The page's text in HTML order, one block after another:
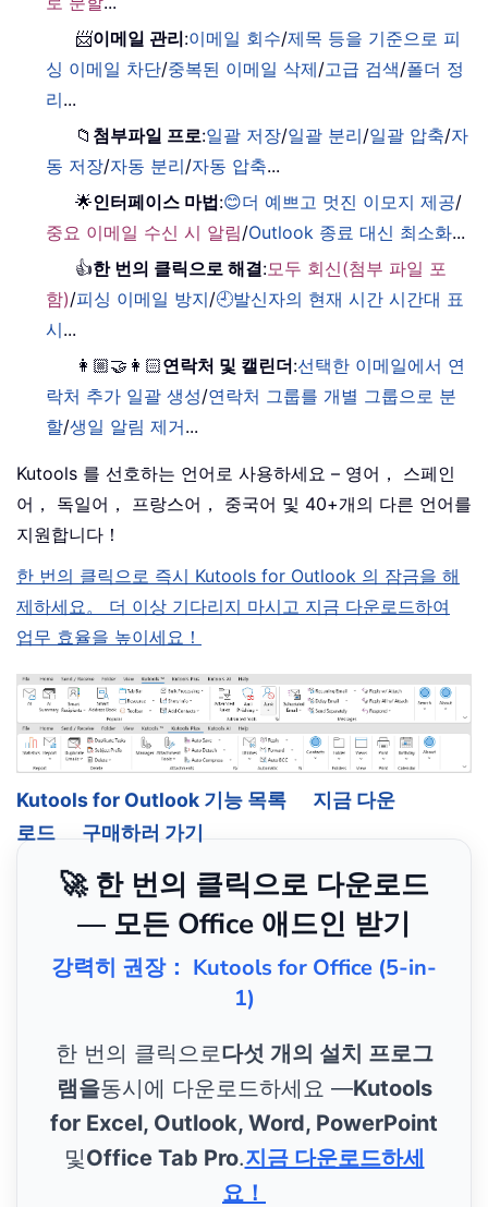
📨이메일 관리:이메일 회수/제목 등을 기준으로 피
싱 이메일 차단/중복된 이메일 삭제/고급 검색/폴더 정
리...
📁 첨부파일 프로:일괄 저장/일괄 분리/일괄 압축/자
동 저장/자동 분리/자동 압축...
🌟인터페이스 마법:😊더 예쁘고 멋진 이모지 제공/
중요 이메일 수신 시 알림/Outlook 종료 대신 최소화...
👍한 번의 클릭으로 해결:모두 회신(첨부 파일 포
함)/피싱 이메일 방지/🕘발신자의 현재 시간 시간대 표
시...
👩🏼‍🤝‍👩🏻연락처 및 캘린더:선택한 이메일에서 연
락처 추가 일괄 생성/연락처 그룹를 개별 그룹으로 분
할/생일 알림 제거...
Kutools 를 선호하는 언어로 사용하세요 – 영어， 스페인
어， 독일어， 프랑스어， 중국어 및 40+개의 다른 언어를
지원합니다！
한 번의 클릭으로 즉시 Kutools for Outlook 의 잠금을 해
제하세요。 더 이상 기다리지 마시고 지금 다운로드하여
업무 효율을 높이세요！
Kutools for Outlook 기능 목록
지금 다운
로드
구매하러 가기
🚀 한 번의 클릭으로 다운로드
— 모든 Office 애드인 받기
강력히 권장： Kutools for Office (5-in-
1)
한 번의 클릭으로다섯 개의 설치 프로그
램을동시에 다운로드하세요 —Kutools
for Excel, Outlook, Word, PowerPoint
및Office Tab Pro.지금 다운로드하세
요！